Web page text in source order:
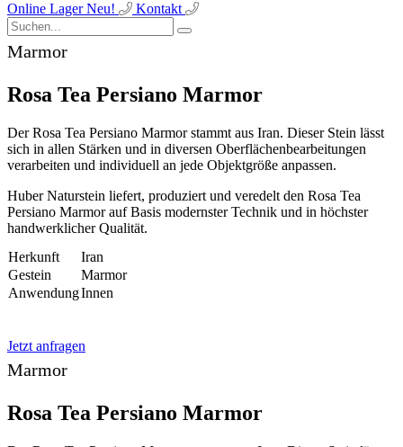
Online LagerNeu! Kontakt
Marmor
Rosa Tea Persiano Marmor
Der Rosa Tea Persiano Marmor stammt aus Iran. Dieser Stein lässt
sich in allen Stärken und in diversen Oberflächenbearbeitungen
verarbeiten und individuell an jede Objektgröße anpassen.
Huber Naturstein liefert, produziert und veredelt den Rosa Tea
Persiano Marmor auf Basis modernster Technik und in höchster
handwerklicher Qualität.
Herkunft
Iran
Gestein
Marmor
AnwendungInnen
Jetzt anfragen
Marmor
Rosa Tea Persiano Marmor